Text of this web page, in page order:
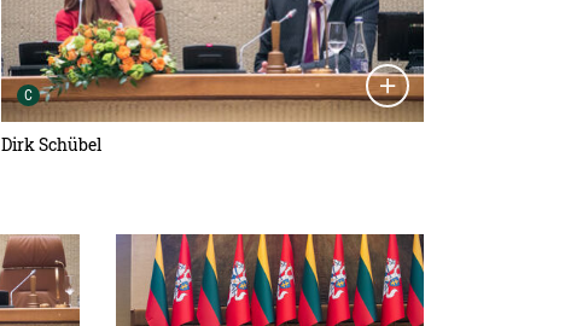
C Urheber der Grafik:
Dirk Schübel
Detailansicht öffnen: